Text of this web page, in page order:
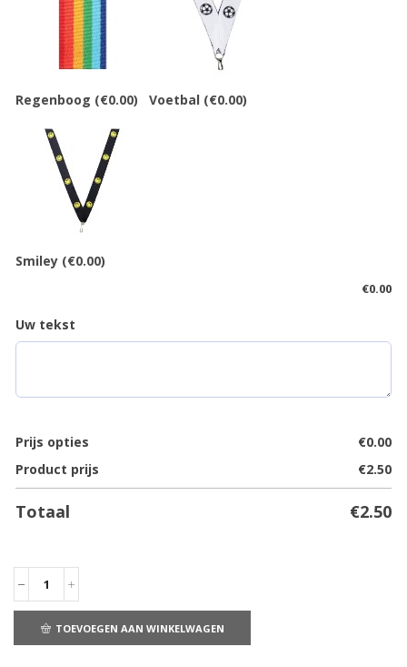
Regenboog (€0.00) Voetbal (€0.00)
Smiley (€0.00)
€0.00
Uw tekst
Prijs opties €0.00
Product prijs
€2.50
Totaal €2.50
TOEVOEGEN AAN WINKELWAGEN